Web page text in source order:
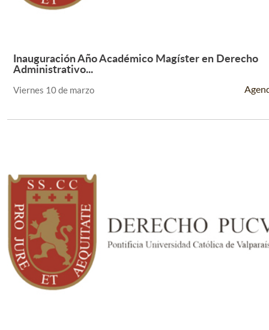
Leer Más +
Inauguración Año Académico Magíster en Derecho
Administrativo...
Viernes 10 de marzo